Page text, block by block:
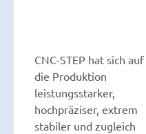
CNC-STEP hat sich auf
die Produktion
leistungsstarker,
hochpräziser, extrem
stabiler und zugleich